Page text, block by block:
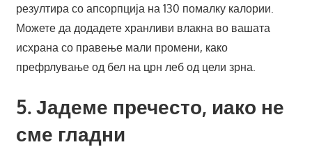
резултира со апсорпција на 130 помалку калории.
Можете да додадете хранливи влакна во вашата
исхрана со правење мали промени, како
префрлување од бел на црн леб од цели зрна.
5. Јадеме пречесто, иако не
сме гладни